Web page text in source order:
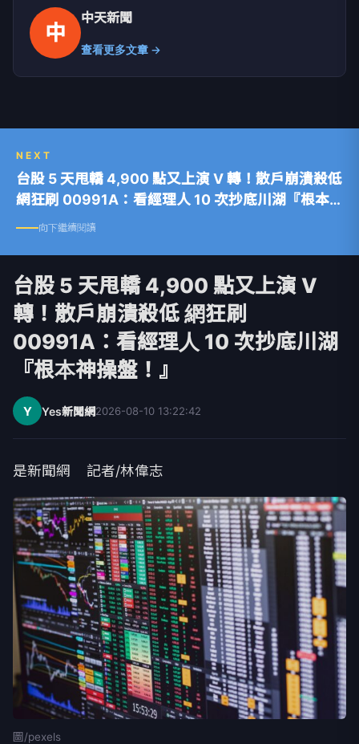
中
中天新聞
查看更多文章 →
NEXT
台股 5 天甩轎 4,900 點又上演 V 轉！散戶崩潰殺低
網狂刷 00991A：看經理人 10 次抄底川湖『根本
神操盤！』
向下繼續閱讀
台股 5 天甩轎 4,900 點又上演 V
轉！散戶崩潰殺低 網狂刷
00991A：看經理人 10 次抄底川湖
『根本神操盤！』
Y Yes新聞網2026-08-10 13:22:42
是新聞網 記者/林偉志
圖/pexels